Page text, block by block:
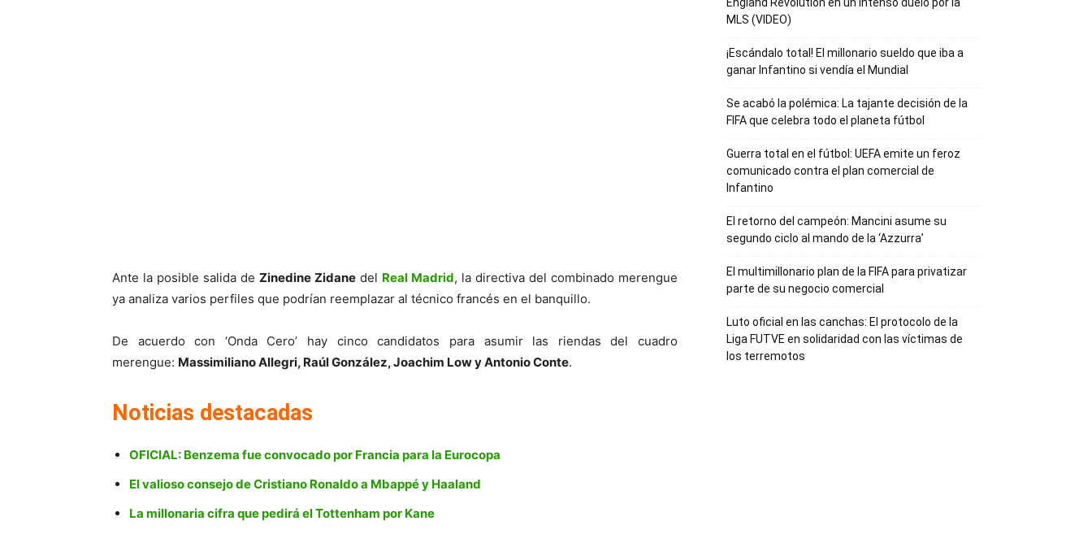
Ante la posible salida de Zinedine Zidane del Real Madrid, la directiva del combinado merengue
ya analiza varios perfiles que podrían reemplazar al técnico francés en el banquillo.
De acuerdo con ‘Onda Cero’ hay cinco candidatos para asumir las riendas del cuadro
merengue: Massimiliano Allegri, Raúl González, Joachim Low y Antonio Conte.
Noticias destacadas
OFICIAL: Benzema fue convocado por Francia para la Eurocopa
El valioso consejo de Cristiano Ronaldo a Mbappé y Haaland
La millonaria cifra que pedirá el Tottenham por Kane
MLS (VIDEO)
¡Escándalo total! El millonario sueldo que iba a
ganar Infantino si vendía el Mundial
Se acabó la polémica: La tajante decisión de la
FIFA que celebra todo el planeta fútbol
Guerra total en el fútbol: UEFA emite un feroz
comunicado contra el plan comercial de
Infantino
El retorno del campeón: Mancini asume su
segundo ciclo al mando de la ‘Azzurra’
El multimillonario plan de la FIFA para privatizar
parte de su negocio comercial
Luto oficial en las canchas: El protocolo de la
Liga FUTVE en solidaridad con las víctimas de
los terremotos